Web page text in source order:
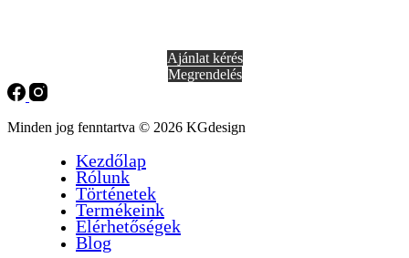
Ajánlat kérés
Megrendelés
Minden jog fenntartva © 2026 KGdesign
Kezdőlap
Rólunk
Történetek
Termékeink
Elérhetőségek
Blog